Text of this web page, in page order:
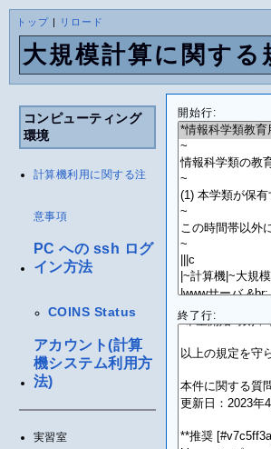
トップ| リロード
大規模計算に関す
コンピューティング
環境
計算機利用に関する注
意事項
PC への ssh ログ
イン方法
COINS Status
アカウント(計算
機システム利用方
法)
実習室
開始行:
終了行: